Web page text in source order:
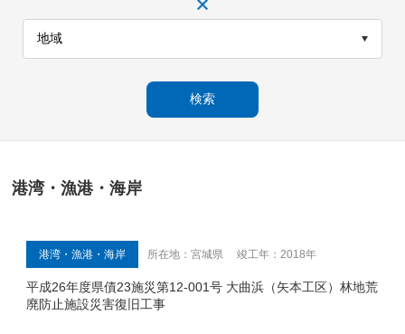
港湾・漁港・海岸
港湾・漁港・海岸 所在地：宮城県 竣工年：2018年
平成26年度県債23施災第12-001号 大曲浜（矢本工区）林地荒
廃防止施設災害復旧工事